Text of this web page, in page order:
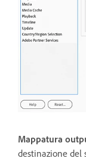
Mappatura
destinazione del